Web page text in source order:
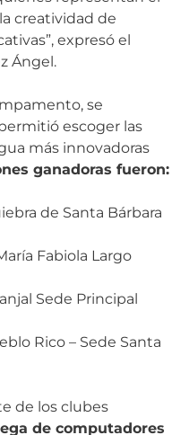
creatividad de
expresó el
Ángel.
se
escoger las
más innovadoras
ganadoras fueron:
de Santa Bárbara
Fabiola Largo
Sede Principal
Rico – Sede Santa
de los clubes
de computadores